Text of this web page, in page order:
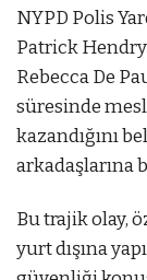
NYPD Polis
Patrick Hendry
Rebecca De
süresinde
kazandığını
arkadaşlarına
Bu trajik olay,
yurt dışına